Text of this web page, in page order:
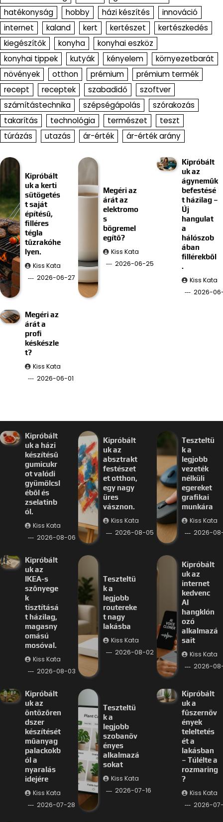
hatékonyság
hobby házi készítés
innováció
internet
kaland kert kertészet
kertészkedés
kiegészítők
konyha
konyhai eszköz
konyhai tippek
kutyák kényelem
környezetbarát
növények
otthon prémium
prémium termék
recept
receptek szabadidő
szoftver
számítástechnika
szépségápolás
szórakozás
takarítás
technológia természet
teszt
túrázás
utazás ár-érték ár-érték arány
Kipróbált
uk a kerti
sütögetés
t saját
építésű,
filléres
tégla
tűzrakóhe
lyen.
Kiss Kata
2026-06-27
Megéri az
árát az
elektromo
s
bögremel
egítő?
Kiss Kata
2026-06-25
Kipróbált
uk az
ágyneműk
befestésé
t házilag –
Új
hangulat
a
hálószob
ában
fillérekből
.
Kiss Kata
2026-
Megéri az
árát a
profi
késkészle
t?
Kiss Kata
2026-06-01
Kipróbált
uk a házi
készítésű
gumicukr
ot valódi
gyümölcsl
éből és
zselatinb
ól.
Kiss Kata
2026-08-06
Kipróbált
uk az
absztrakt
festészet
et otthon,
egy nagy
üres
vásznon.
Kiss Kata
2026-08-05
Teszteltü
k a
legjobb
vezeték
nélküli
egereket
grafikai
munkára
Kiss Kata
2026-
Kipróbált
uk az
IKEA-s
szőnyege
k
tisztításá
t házilag,
magasny
omású
mosóval.
Kiss Kata
2026-08-03
Teszteltü
k a
legjobb
routereke
t nagy
lakásba
Kiss Kata
2026-08-02
Kipróbált
uk az
internet
kedvenc
AI
hangklón
ozó
alkalmazá
sait
Kiss Kata
2026-
Kipróbált
uk az
öntözőren
dszer
készítését
műanyag
palackokb
ól a
nyaralás
idejére
Kiss Kata
2026-07-28
Teszteltü
k a
legjobb
szobanöv
ényes
alkalmazá
sokat
Kiss Kata
2026-07-16
Kipróbált
uk a
fűszernöv
ények
teleltetés
ét a
lakásban
– Túlélte a
rozmaring
?
Kiss Kata
2026-